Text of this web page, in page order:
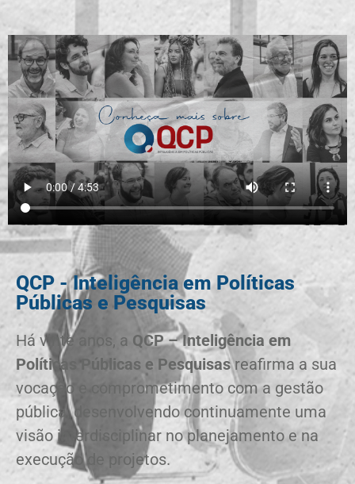
QCP - Inteligência em Políticas
Públicas e Pesquisas
Há vinte anos, a QCP – Inteligência em
Políticas Públicas e Pesquisasreafirma a sua
vocação e comprometimento com a gestão
pública, desenvolvendo continuamente uma
visão interdisciplinar no planejamento e na
execução de projetos.